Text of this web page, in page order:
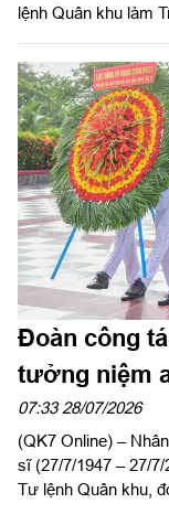
lệnh Quân khu làm
sinh quân miền
Đoàn công
tưởng niệm
Việt Nam
07:33 28/07/2026
(QK7 Online) –
sĩ (27/7/1947 – 27/7/2026), ngày
Tư lệnh Quân khu,